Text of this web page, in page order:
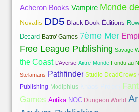
Acheron Books Vampire Monde
Novalis DD5 Black Book Éditions
Decard Batro' Games 7ème Mer
Free League Publishing Savage
the Coast L'Averse Antre-Monde Fondu au
Stellamaris Pathfinder Studio DeadCrows
Publishing Modiphius
Games Antika NOC Dungeon World